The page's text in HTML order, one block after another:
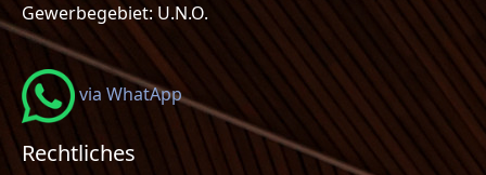
Gewerbegebiet: U.N.O.
via WhatApp
Rechtliches